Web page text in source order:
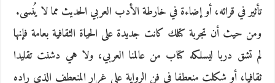
تأثير في قرائه، أو إضاءة في خارطة الأدب العربي الحديث مما لا يُنسى.
ومن حيث أن تجربة كتلك كانت جديدة على الحياة الثقافية بعامة فإنها
لم تشق دربا ليسلكه كتاب من عالمنا العربي، ولا هي دشنت تقليدا
ثقافيا، أو شكلت منعطفا في فن الرواية على غرار المنعطف الذي راده